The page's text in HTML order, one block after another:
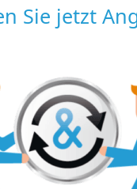
Sie jetzt